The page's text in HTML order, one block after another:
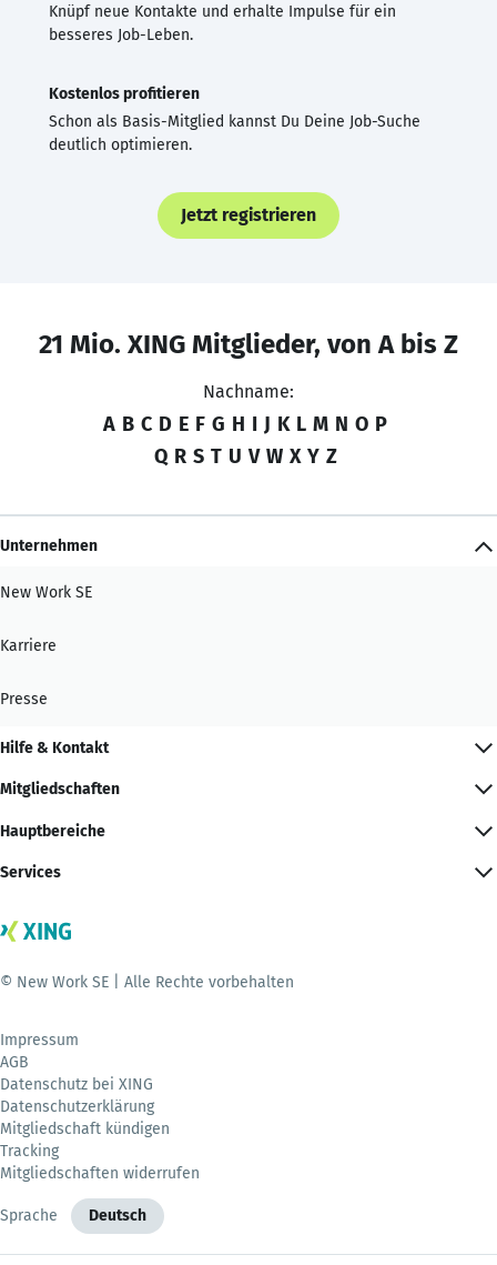
Knüpf neue Kontakte und erhalte Impulse für ein
besseres Job-Leben.
Kostenlos profitieren
Schon als Basis-Mitglied kannst Du Deine Job-Suche
deutlich optimieren.
Jetzt registrieren
21 Mio. XING Mitglieder, von A bis Z
Nachname:
A B C D E F G H I J K L M N O P
Q R S T U V W X Y Z
Unternehmen
New Work SE
Karriere
Presse
Hilfe & Kontakt
Mitgliedschaften
Hauptbereiche
Services
© New Work SE | Alle Rechte vorbehalten
Impressum
AGB
Datenschutz bei XING
Datenschutzerklärung
Mitgliedschaft kündigen
Tracking
Mitgliedschaften widerrufen
Sprache Deutsch